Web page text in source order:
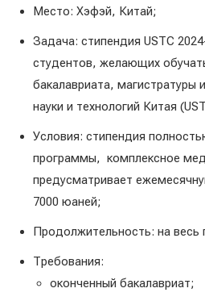
Место: Хэфэй, Китай;
Задача: стипендия USTC
студентов, желающих
бакалавриата, магистратуры
науки и технологий Китая
Условия: стипендия
программы, комплексное
предусматривает
7000 юаней;
Продолжительность: на весь
Требования:
оконченный бакалавриат;